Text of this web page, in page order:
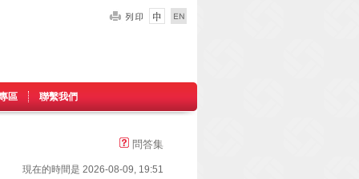
區 聯繫我們
問答集
現在的時間是 2026-08-09, 19:51